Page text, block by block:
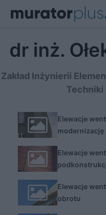
dr inż.
Zakład Inżynierii
Techniki
Elewacje
modernizację
Elewacje
Elewacje
obrotu